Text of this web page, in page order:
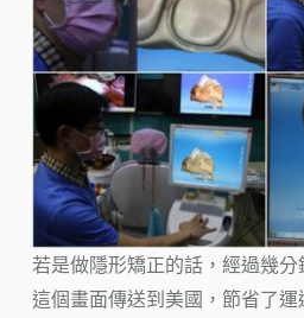
若是做隱形矯正的話，經過幾
這個畫面傳送到美國，節省了運